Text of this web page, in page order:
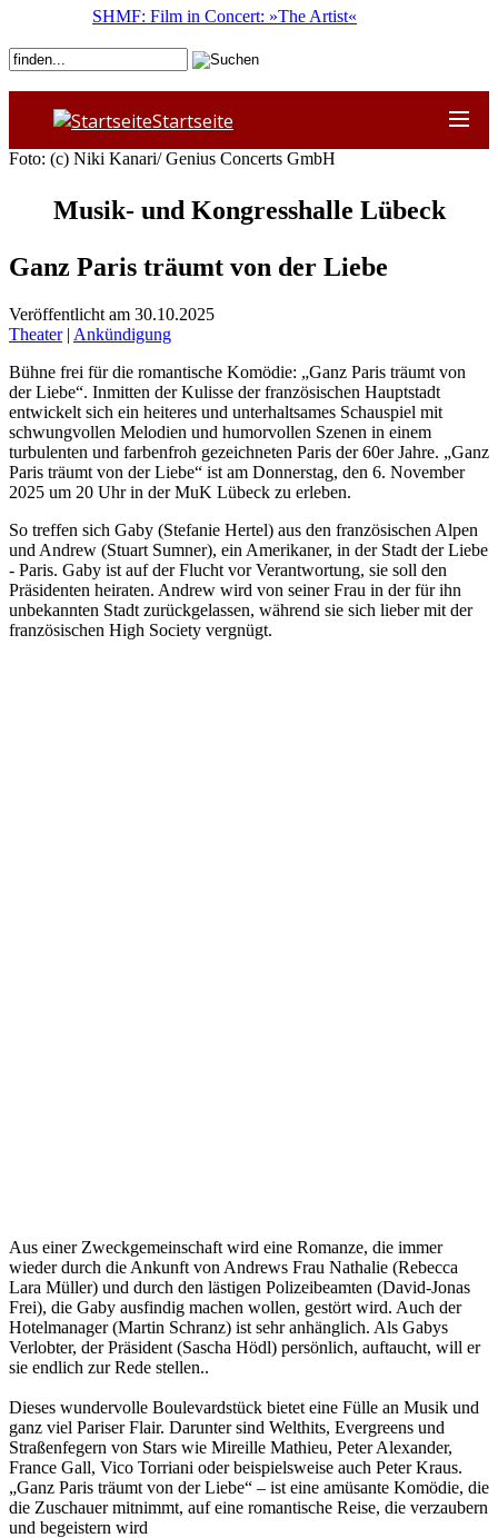
Startseite
Foto: (c) Niki Kanari/ Genius Concerts GmbH
Musik- und Kongresshalle Lübeck
Ganz Paris träumt von der Liebe
Veröffentlicht am 30.10.2025
Theater| Ankündigung
Bühne frei für die romantische Komödie: „Ganz Paris träumt von
der Liebe“. Inmitten der Kulisse der französischen Hauptstadt
entwickelt sich ein heiteres und unterhaltsames Schauspiel mit
schwungvollen Melodien und humorvollen Szenen in einem
turbulenten und farbenfroh gezeichneten Paris der 60er Jahre. „Ganz
Paris träumt von der Liebe“ ist am Donnerstag, den 6. November
2025 um 20 Uhr in der MuK Lübeck zu erleben.
So treffen sich Gaby (Stefanie Hertel) aus den französischen Alpen
und Andrew (Stuart Sumner), ein Amerikaner, in der Stadt der Liebe
- Paris. Gaby ist auf der Flucht vor Verantwortung, sie soll den
Präsidenten heiraten. Andrew wird von seiner Frau in der für ihn
unbekannten Stadt zurückgelassen, während sie sich lieber mit der
französischen High Society vergnügt.
Aus einer Zweckgemeinschaft wird eine Romanze, die immer
wieder durch die Ankunft von Andrews Frau Nathalie (Rebecca
Lara Müller) und durch den lästigen Polizeibeamten (David-Jonas
Frei), die Gaby ausfindig machen wollen, gestört wird. Auch der
Hotelmanager (Martin Schranz) ist sehr anhänglich. Als Gabys
Verlobter, der Präsident (Sascha Hödl) persönlich, auftaucht, will er
sie endlich zur Rede stellen..
Dieses wundervolle Boulevardstück bietet eine Fülle an Musik und
ganz viel Pariser Flair. Darunter sind Welthits, Evergreens und
Straßenfegern von Stars wie Mireille Mathieu, Peter Alexander,
France Gall, Vico Torriani oder beispielsweise auch Peter Kraus.
„Ganz Paris träumt von der Liebe“ – ist eine amüsante Komödie, die
die Zuschauer mitnimmt, auf eine romantische Reise, die verzaubern
und begeistern wird
SHMF: Film in Concert: »The Artist«